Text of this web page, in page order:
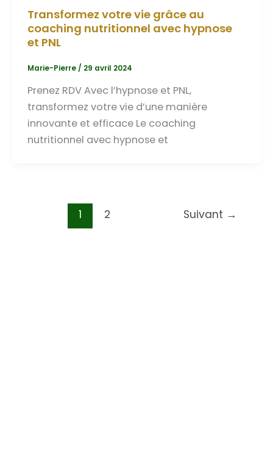
Transformez votre vie grâce au
coaching nutritionnel avec hypnose
et PNL
Marie-Pierre/ 29 avril 2024
Prenez RDV Avec l’hypnose et PNL,
transformez votre vie d’une manière
innovante et efficace Le coaching
nutritionnel avec hypnose et
1 2 Suivant →